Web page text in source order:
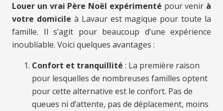
Louer un vrai Père Noël expérimenté pour venir à
votre domicile à Lavaur est magique pour toute la
famille. Il s’agit pour beaucoup d’une expérience
inoubliable. Voici quelques avantages :
Confort et tranquillité : La première raison
pour lesquelles de nombreuses familles optent
pour cette alternative est le confort. Pas de
queues ni d’attente, pas de déplacement, moins